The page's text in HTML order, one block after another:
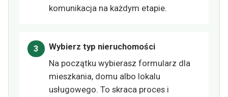
komunikacja na każdym etapie.
Wybierz typ nieruchomości
Na początku wybierasz formularz dla
mieszkania, domu albo lokalu
usługowego. To skraca proces i